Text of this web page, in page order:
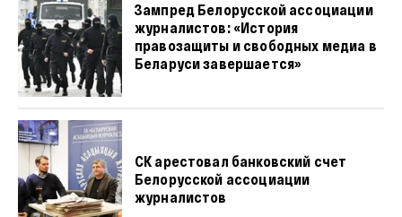
Зампред Белорусской ассоциации
журналистов: «История
правозащиты и свободных медиа в
Беларуси завершается»
СК арестовал банковский счет
Белорусской ассоциации
журналистов